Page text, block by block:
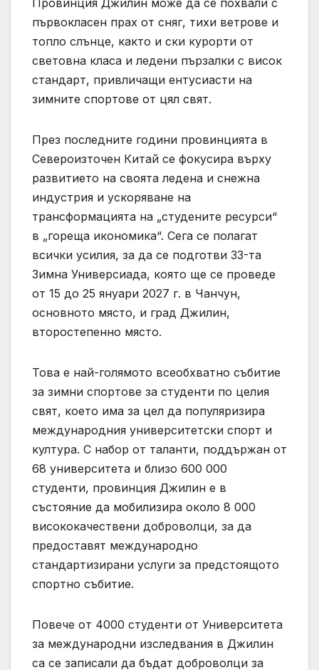
първокласен прах от сняг, тихи ветрове и
топло слънце, както и ски курорти от
световна класа и ледени пързалки с висок
стандарт, привличащи ентусиасти на
зимните спортове от цял ​​свят.
През последните години провинцията в
Североизточен Китай се фокусира върху
развитието на своята ледена и снежна
индустрия и ускоряване на
трансформацията на „студените ресурси“
в „гореща икономика“. Сега се полагат
всички усилия, за да се подготви 33-та
Зимна Универсиада, която ще се проведе
от 15 до 25 януари 2027 г. в Чанчун,
основното място, и град Джилин,
второстепенно място.
Това е най-голямото всеобхватно събитие
за зимни спортове за студенти по целия
свят, което има за цел да популяризира
международния университетски спорт и
култура. С набор от таланти, поддържан от
68 университета и близо 600 000
студенти, провинция Джилин е в
състояние да мобилизира около 8 000
висококачествени доброволци, за да
предоставят международно
стандартизирани услуги за предстоящото
спортно събитие.
Повече от 4000 студенти от Университета
за международни изследвания в Джилин
са се записали да бъдат доброволци за